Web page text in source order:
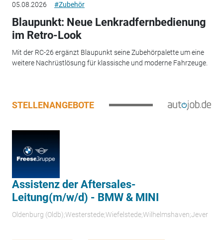
05.08.2026 #Zubehör
Blaupunkt: Neue Lenkradfernbedienung
im Retro-Look
Mit der RC-26 ergänzt Blaupunkt seine Zubehörpalette um eine
weitere Nachrüstlösung für klassische und moderne Fahrzeuge.
STELLENANGEBOTE
Assistenz der Aftersales-
Leitung(m/w/d) - BMW & MINI
Oldenburg (Oldb);Westerstede;Wiefelstede;Wilhelmshaven;Jever